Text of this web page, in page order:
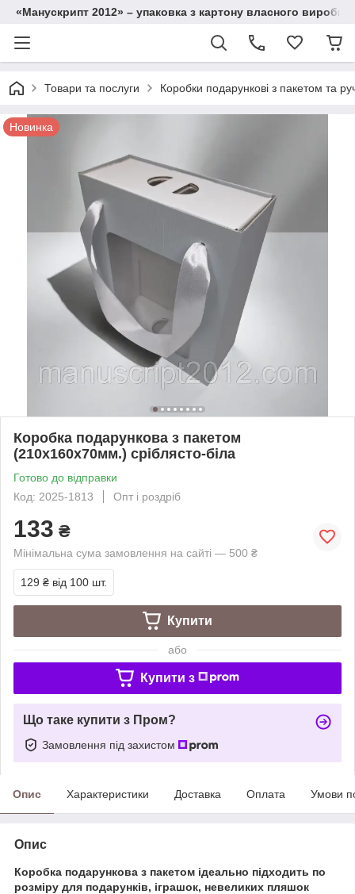
«Манускрипт 2012» – упаковка з картону власного
Товари та послуги Коробки подарункові з пакетом та
Новинка
Коробка подарункова з пакетом
(210х160х70мм.) сріблясто-біла
Готово до відправки
Код: 2025-1813
Опт і роздріб
133 ₴
Мінімальна сума замовлення на сайті — 500 ₴
129 ₴ від 100 шт.
Купити
або
Купити з
Що таке купити з Пром?
Замовлення під захистом
Опис Характеристики Доставка Оплата Умови
Опис
Коробка подарункова з пакетом ідеально підходить по
розміру для подарунків, іграшок, невеликих пляшок